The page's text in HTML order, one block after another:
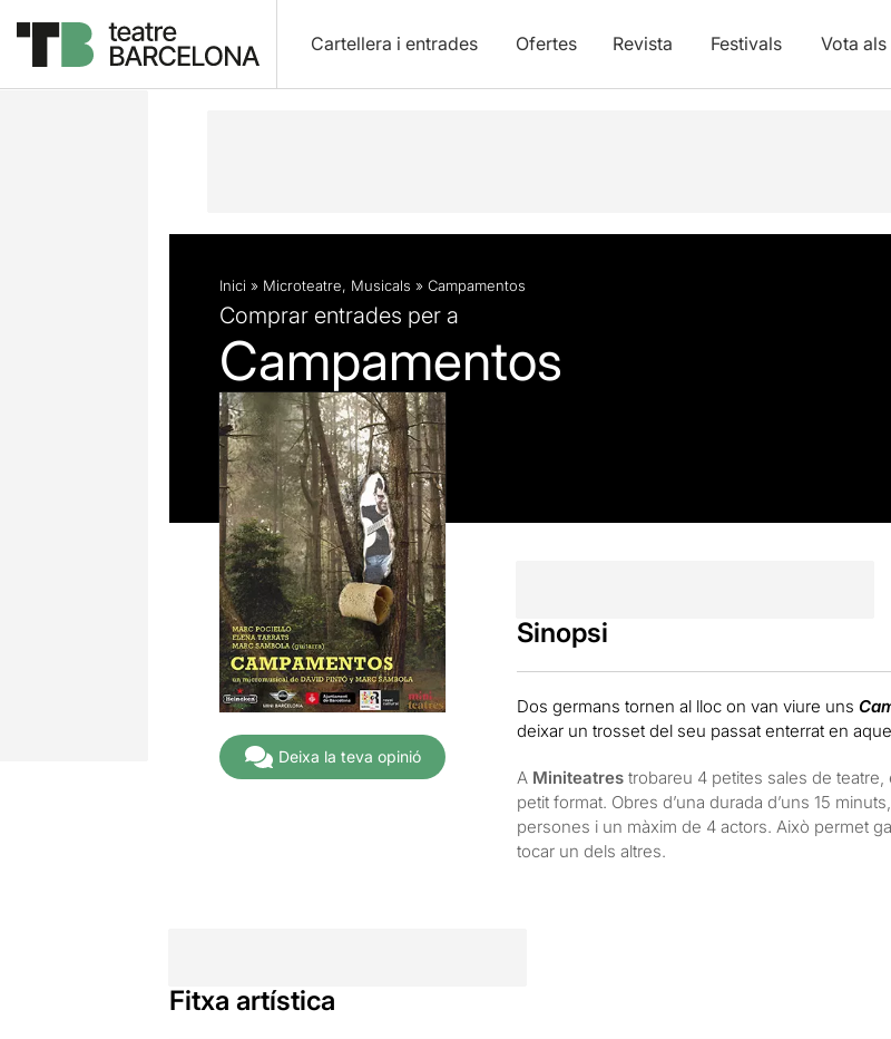
Cartellera i entrades Ofertes Revista Festivals Vota als
Descripció Fitxa artística
Inici » Microteatre, Musicals » Campamentos
Comprar entrades per a
Campamentos
Deixa la teva opinió
Sinopsi
Dos germans tornen al lloc on van viure uns
deixar un trosset del seu passat enterrat en
A Miniteatrestrobareu 4 petites sales de
petit format. Obres d’una durada d’uns 15
persones i un màxim de 4 actors. Això permet
tocar un dels altres.
Fitxa artística